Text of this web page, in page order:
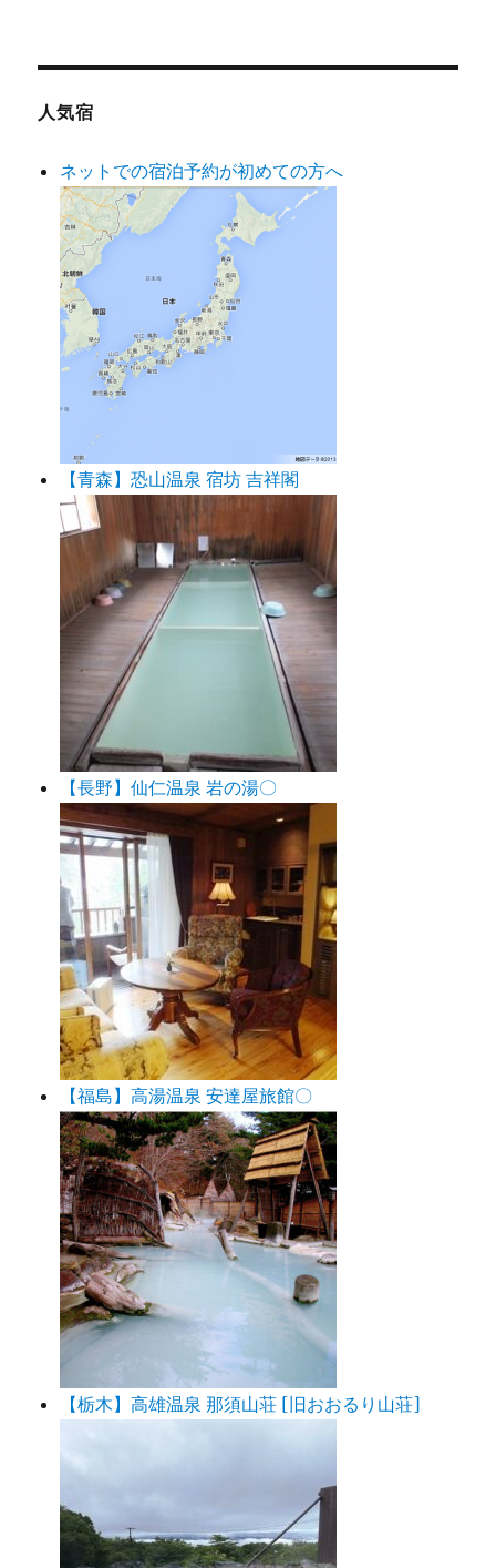
人気宿
ネットでの宿泊予約が初めての方へ
【青森】恐山温泉 宿坊 吉祥閣
【長野】仙仁温泉 岩の湯〇
【福島】高湯温泉 安達屋旅館〇
【栃木】高雄温泉 那須山荘 [旧おおるり山荘]